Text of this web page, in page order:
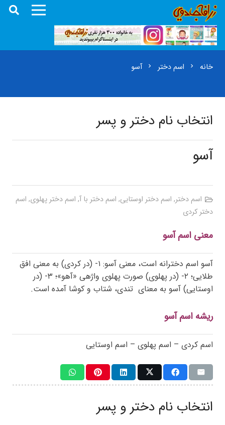
خانه chevron_right اسم دختر chevron_right آسو
انتخاب نام دختر و پسر
آسو
اسم دختر, اسم دختر اوستایی, اسم دختر با آ, اسم دختر پهلوی, اسم
دختر کردی
معنی اسم آسو
آسو اسم دخترانه است، معنی آسو: ۱- (در کردی) به معنی افق
طلایی؛ ۲- (در پهلوی) صورت پهلوی واژهی «آهو»؛ ۳- (در
اوستایی) آسو به معنای تندی، شتاب و کوشا آمده است.
ریشه اسم آسو
اسم کردی – اسم پهلوی – اسم اوستایی
انتخاب نام دختر و پسر